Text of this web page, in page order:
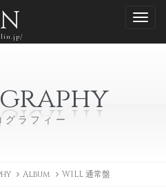
グラフィー
Album WILL 通常盤